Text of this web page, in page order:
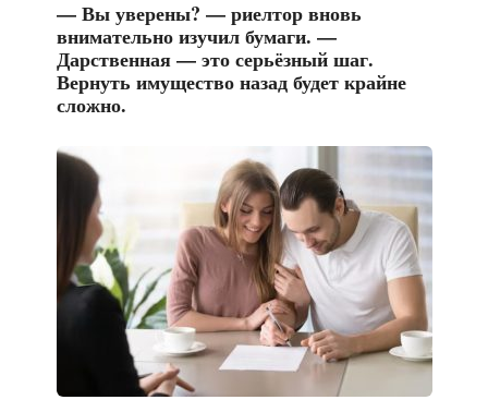
— Вы уверены? — риелтор вновь
внимательно изучил бумаги. —
Дарственная — это серьёзный шаг.
Вернуть имущество назад будет крайне
сложно.